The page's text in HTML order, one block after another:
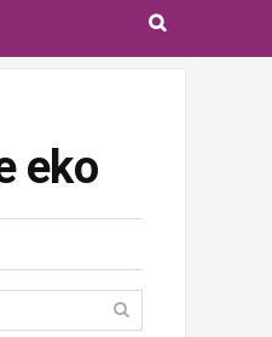
eko